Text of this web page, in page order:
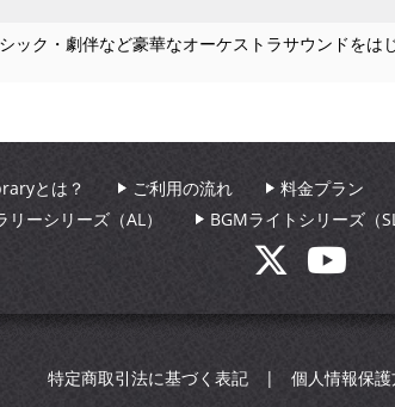
ック・劇伴など豪華なオーケストラサウンドをは
とは？ ご利用の流れ 料金プラン
リーシリーズ（AL）
BGMライトシリーズ（SL
特定商取引法に基づく表記 個人情報保